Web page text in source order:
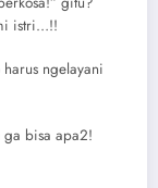
istri…!!
ngelayani
ga bisa apa2!